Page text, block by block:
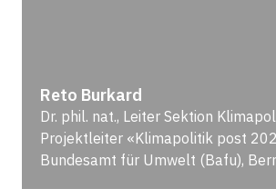
Reto Burkard
Dr. phil. nat., Leiter Sektion
Projektleiter «Klimapolitik post
Bundesamt für Umwelt (Bafu),